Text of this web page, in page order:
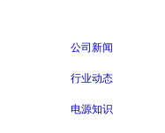
公司新闻
行业动态
电源知识